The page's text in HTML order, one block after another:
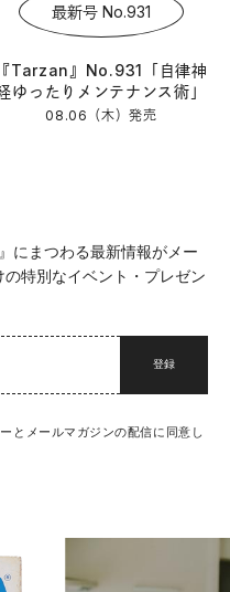
最新号 No.931
『Tarzan』No.931「自律神
ゆったりメンテナンス術」
08.06（木）発売
』にまつわる最新情報がメー
特別なイベント・プレゼン
登録
とメールマガジンの配信に同意し